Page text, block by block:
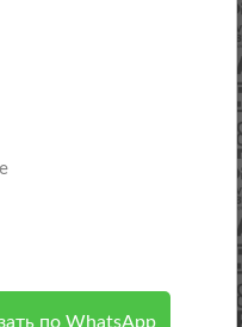
по WhatsApp